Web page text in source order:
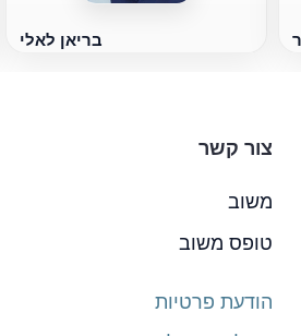
בריאן לאלי
צור קשר
משוב
טופס משוב
הודעת פרטיות